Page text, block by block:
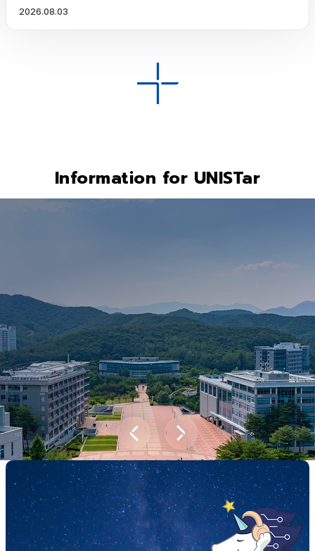
2026.08.03
Information for UNISTar
새내기학부에서
전공탐색 프로그램을 통해 나에게 맞는 최
적의 전공을 찾아보세요.